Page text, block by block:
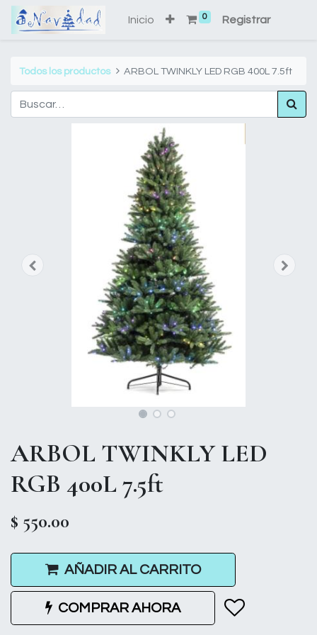
Inicio 0 Registrar
Todos los productos ARBOL TWINKLY LED RGB 400L 7.5ft
ARBOL TWINKLY LED
RGB 400L 7.5ft
$ 550.00
AÑADIR AL CARRITO
COMPRAR AHORA